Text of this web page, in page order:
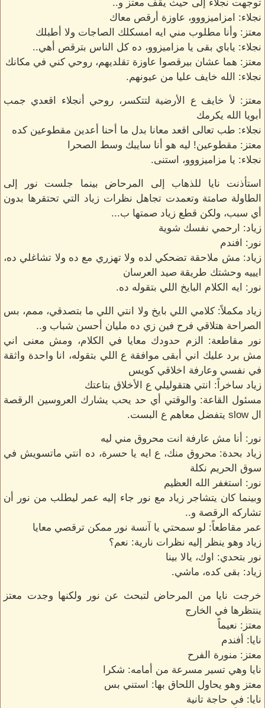
توجهت نجلاء إلى حيث يقف معتز و..
نجلاء: امزاميزووو، عاوزة أرقص معاك
معتز: وأنا مطلوب مني ايه امسكلك الصاجات ولا أطبلك
نجلاء: ياباي بقى يا مزاميزوو، ده كل الناس بترقص أهي..
معتز: هما عشان بيرقصوا عاوزة تقلديهم، روحي كني في مكانك
نجلاء: الله خايف عليا من عيونهم.
معتز: لأ خايف ع الأرضية لتتكسر، روحي أنجلاء اقعدي جمب
أبويا الله يكرمك
نجلاء: طب تعالى اقعد معانا بدل ما أحنا أعدين مقطوعين كده
معتز: مقطوعين! ليه هو أنا سايبك وسط الصحرا
نجلاء: يا مزاميزووو، استنى.
استأذنت نايا للذهاب إلى المرحاض بينما جلست نور إلى
الطاولة صامتة وتعمدت تجاهل نظرات زياد التي تحتقرها بدون
أي سبب، ولكن قطع زياد صمتها ب...
زياد: ارحمي نفسك شوية
نور: افندم
زياد: مش ملاحقة تضحكي لده ولا تهزري مع ده ولا تشاغلي ده،
ايييه وحشتك طريقة صيد العرسان
نور: ايه الكلام البايخ اللي بتقوله ده.
زياد مكملاً: كلامي اللي بايخ ولا انتي اللي ما بتصدقي، ممم، بس
الصراحة هتلاقي فرح فين زي ده مليان أحسن شباب و..
نور مقاطعة: الزم حدودك معايا في الكلام، ومش معنى اني
مش برد عليك اني أبقى موافقة ع اللي بتقوله، انا واحدة واثقة
في نفسي وعارفة اخلاقي كويس
زياد ساخراً: انتي هتقوليلي ع الأخلاق بتاعتك
مسئول القاعة: والوقتي أي حد يحب يشارك العروسين الرقصة
ال slow يتفضل معاهم ع البست.
نور: أنا مش عارفة انت محروق مني ليه
زياد بحدة: محروق منك، ع ايه يا حسرة، ده انتي ماتسويش في
سوق الحريم نكلة
نور: استغفر الله العظيم
وبينما كان يتشاجر زياد مع نور جاء إليه عمر ليطلب من نور أن
تشاركه الرقصة و..
عمر مقاطعاً: لو سمحتي يا آنسة نور ممكن ترقصي معايا
زياد وهو ينظر إليه نظرات نارية: نعم؟
نور بتحدي: اوك، يالا بينا
زياد: بقى كده، ماشي.
خرجت نايا من المرحاض لتبحث عن نور ولكنها وجدت معتز
ينتظرها في الخارج
معتز: نعيماً
نايا: أفندم
معتز: منورة الفرح
نايا وهي تسير مسرعة من أمامه: شكرا
معتز وهو يحاول اللحاق بها: استني بس
نايا: في حاجة تانية